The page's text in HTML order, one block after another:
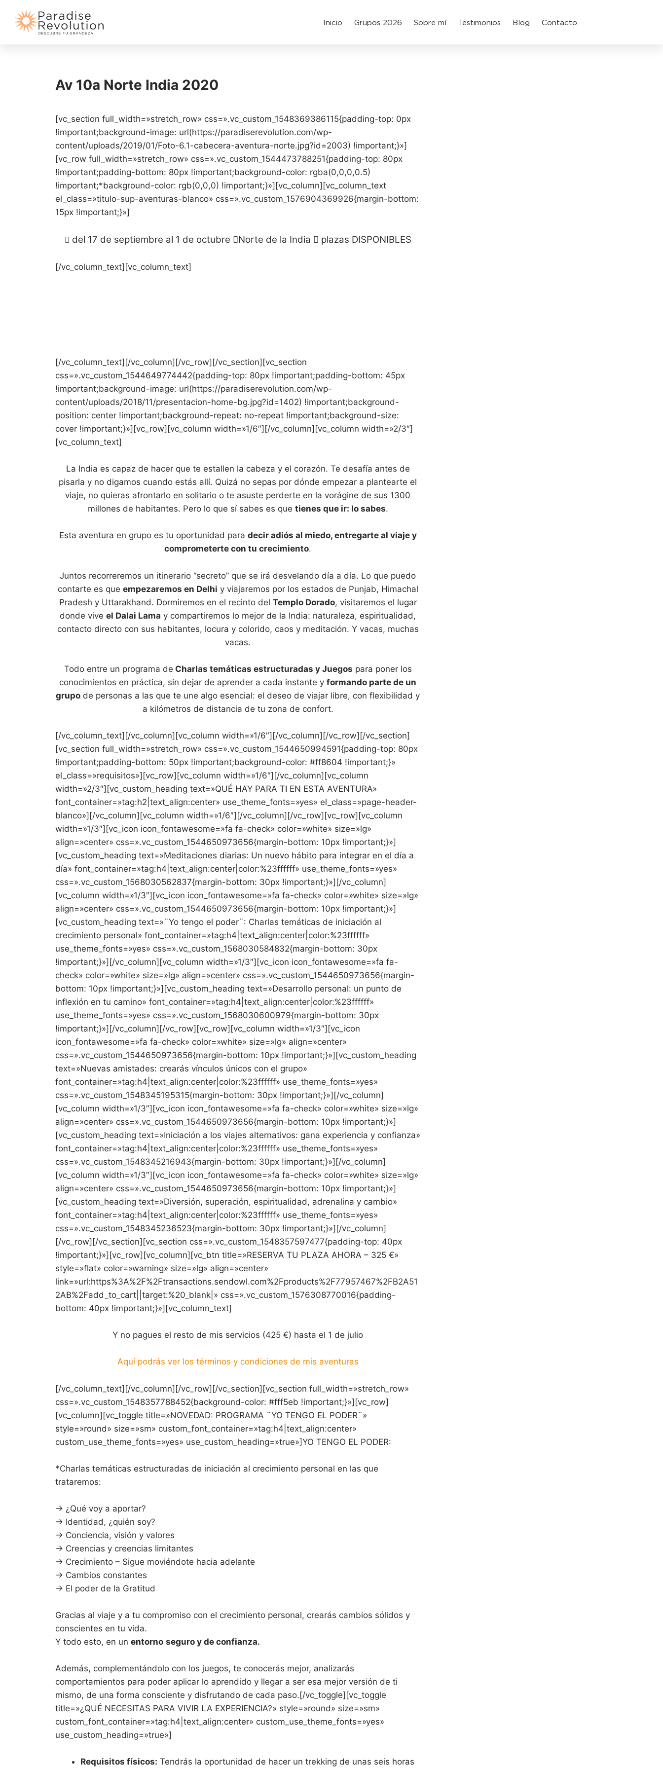
Inicio Grupos 2026 Sobre mí Testimonios Blog Contacto
Av 10a Norte India 2020
[vc_section full_width=»stretch_row» css=».vc_custom_1548369386115{padding-top: 0px
!important;background-image: url(https://paradiserevolution.com/wp-
content/uploads/2019/01/Foto-6.1-cabecera-aventura-norte.jpg?id=2003) !important;}»]
[vc_row full_width=»stretch_row» css=».vc_custom_1544473788251{padding-top: 80px
!important;padding-bottom: 80px !important;background-color: rgba(0,0,0,0.5)
!important;*background-color: rgb(0,0,0) !important;}»][vc_column][vc_column_text
el_class=»titulo-sup-aventuras-blanco» css=».vc_custom_1576904369926{margin-bottom:
15px !important;}»]
del 17 de septiembre al 1 de octubre Norte de la India plazas DISPONIBLES
[/vc_column_text][vc_column_text]
[/vc_column_text][/vc_column][/vc_row][/vc_section][vc_section
css=».vc_custom_1544649774442{padding-top: 80px !important;padding-bottom: 45px
!important;background-image: url(https://paradiserevolution.com/wp-
content/uploads/2018/11/presentacion-home-bg.jpg?id=1402) !important;background-
position: center !important;background-repeat: no-repeat !important;background-size:
cover !important;}»][vc_row][vc_column width=»1/6″][/vc_column][vc_column width=»2/3″]
[vc_column_text]
La India es capaz de hacer que te estallen la cabeza y el corazón. Te desafía antes de
pisarla y no digamos cuando estás allí. Quizá no sepas por dónde empezar a plantearte el
viaje, no quieras afrontarlo en solitario o te asuste perderte en la vorágine de sus 1300
millones de habitantes. Pero lo que sí sabes es que tienes que ir: lo sabes.
Esta aventura en grupo es tu oportunidad para decir adiós al miedo, entregarte al viaje y
comprometerte con tu crecimiento.
Juntos recorreremos un itinerario “secreto” que se irá desvelando día a día. Lo que puedo
contarte es que empezaremos en Delhi y viajaremos por los estados de Punjab, Himachal
Pradesh y Uttarakhand. Dormiremos en el recinto del Templo Dorado, visitaremos el lugar
donde vive el Dalai Lama y compartiremos lo mejor de la India: naturaleza, espiritualidad,
contacto directo con sus habitantes, locura y colorido, caos y meditación. Y vacas, muchas
vacas.
Todo entre un programa de Charlas temáticas estructuradas y Juegos para poner los
conocimientos en práctica, sin dejar de aprender a cada instante y formando parte de un
grupo de personas a las que te une algo esencial: el deseo de viajar libre, con flexibilidad y
a kilómetros de distancia de tu zona de confort.
[/vc_column_text][/vc_column][vc_column width=»1/6″][/vc_column][/vc_row][/vc_section]
[vc_section full_width=»stretch_row» css=».vc_custom_1544650994591{padding-top: 80px
!important;padding-bottom: 50px !important;background-color: #ff8604 !important;}»
el_class=»requisitos»][vc_row][vc_column width=»1/6″][/vc_column][vc_column
width=»2/3″][vc_custom_heading text=»QUÉ HAY PARA TI EN ESTA AVENTURA»
font_container=»tag:h2|text_align:center» use_theme_fonts=»yes» el_class=»page-header-
blanco»][/vc_column][vc_column width=»1/6″][/vc_column][/vc_row][vc_row][vc_column
width=»1/3″][vc_icon icon_fontawesome=»fa fa-check» color=»white» size=»lg»
align=»center» css=».vc_custom_1544650973656{margin-bottom: 10px !important;}»]
[vc_custom_heading text=»Meditaciones diarias: Un nuevo hábito para integrar en el día a
día» font_container=»tag:h4|text_align:center|color:%23ffffff» use_theme_fonts=»yes»
css=».vc_custom_1568030562837{margin-bottom: 30px !important;}»][/vc_column]
[vc_column width=»1/3″][vc_icon icon_fontawesome=»fa fa-check» color=»white» size=»lg»
align=»center» css=».vc_custom_1544650973656{margin-bottom: 10px !important;}»]
[vc_custom_heading text=»¨Yo tengo el poder¨: Charlas temáticas de iniciación al
crecimiento personal» font_container=»tag:h4|text_align:center|color:%23ffffff»
use_theme_fonts=»yes» css=».vc_custom_1568030584832{margin-bottom: 30px
!important;}»][/vc_column][vc_column width=»1/3″][vc_icon icon_fontawesome=»fa fa-
check» color=»white» size=»lg» align=»center» css=».vc_custom_1544650973656{margin-
bottom: 10px !important;}»][vc_custom_heading text=»Desarrollo personal: un punto de
inflexión en tu camino» font_container=»tag:h4|text_align:center|color:%23ffffff»
use_theme_fonts=»yes» css=».vc_custom_1568030600979{margin-bottom: 30px
!important;}»][/vc_column][/vc_row][vc_row][vc_column width=»1/3″][vc_icon
icon_fontawesome=»fa fa-check» color=»white» size=»lg» align=»center»
css=».vc_custom_1544650973656{margin-bottom: 10px !important;}»][vc_custom_heading
text=»Nuevas amistades: crearás vínculos únicos con el grupo»
font_container=»tag:h4|text_align:center|color:%23ffffff» use_theme_fonts=»yes»
css=».vc_custom_1548345195315{margin-bottom: 30px !important;}»][/vc_column]
[vc_column width=»1/3″][vc_icon icon_fontawesome=»fa fa-check» color=»white» size=»lg»
align=»center» css=».vc_custom_1544650973656{margin-bottom: 10px !important;}»]
[vc_custom_heading text=»Iniciación a los viajes alternativos: gana experiencia y confianza»
font_container=»tag:h4|text_align:center|color:%23ffffff» use_theme_fonts=»yes»
css=».vc_custom_1548345216943{margin-bottom: 30px !important;}»][/vc_column]
[vc_column width=»1/3″][vc_icon icon_fontawesome=»fa fa-check» color=»white» size=»lg»
align=»center» css=».vc_custom_1544650973656{margin-bottom: 10px !important;}»]
[vc_custom_heading text=»Diversión, superación, espiritualidad, adrenalina y cambio»
font_container=»tag:h4|text_align:center|color:%23ffffff» use_theme_fonts=»yes»
css=».vc_custom_1548345236523{margin-bottom: 30px !important;}»][/vc_column]
[/vc_row][/vc_section][vc_section css=».vc_custom_1548357597477{padding-top: 40px
!important;}»][vc_row][vc_column][vc_btn title=»RESERVA TU PLAZA AHORA – 325 €»
style=»flat» color=»warning» size=»lg» align=»center»
link=»url:https%3A%2F%2Ftransactions.sendowl.com%2Fproducts%2F77957467%2FB2A51
2AB%2Fadd_to_cart||target:%20_blank|» css=».vc_custom_1576308770016{padding-
bottom: 40px !important;}»][vc_column_text]
Y no pagues el resto de mis servicios (425 €) hasta el 1 de julio
Aquí podrás ver los términos y condiciones de mis aventuras
[/vc_column_text][/vc_column][/vc_row][/vc_section][vc_section full_width=»stretch_row»
css=».vc_custom_1548357788452{background-color: #fff5eb !important;}»][vc_row]
[vc_column][vc_toggle title=»NOVEDAD: PROGRAMA ¨YO TENGO EL PODER¨»
style=»round» size=»sm» custom_font_container=»tag:h4|text_align:center»
custom_use_theme_fonts=»yes» use_custom_heading=»true»]YO TENGO EL PODER:
*Charlas temáticas estructuradas de iniciación al crecimiento personal en las que
trataremos:
→ ¿Qué voy a aportar?
→ Identidad, ¿quién soy?
→ Conciencia, visión y valores
→ Creencias y creencias limitantes
→ Crecimiento – Sigue moviéndote hacia adelante
→ Cambios constantes
→ El poder de la Gratitud
Gracias al viaje y a tu compromiso con el crecimiento personal, crearás cambios sólidos y
conscientes en tu vida.
Y todo esto, en un entorno seguro y de confianza.
Además, complementándolo con los juegos, te conocerás mejor, analizarás
comportamientos para poder aplicar lo aprendido y llegar a ser esa mejor versión de ti
mismo, de una forma consciente y disfrutando de cada paso.[/vc_toggle][vc_toggle
title=»¿QUÉ NECESITAS PARA VIVIR LA EXPERIENCIA?» style=»round» size=»sm»
custom_font_container=»tag:h4|text_align:center» custom_use_theme_fonts=»yes»
use_custom_heading=»true»]
Requisitos físicos: Tendrás la oportunidad de hacer un trekking de unas seis horas